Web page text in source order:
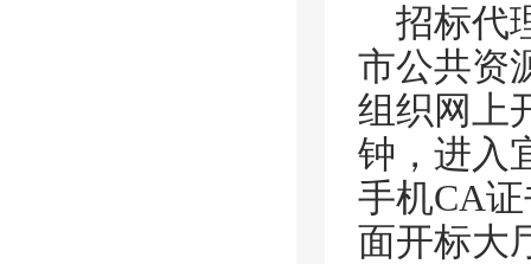
招标代
市公共资
组织网上
钟，进入
手机CA
面开标大